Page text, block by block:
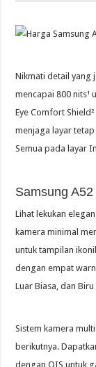
Nikmati detail yang
mencapai 800 nits¹
Eye Comfort
menjaga layar
Semua pada layar
Samsung
Lihat lekukan
kamera minimal
untuk tampilan
dengan empat
Luar Biasa, dan Biru
Sistem kamera
berikutnya.
dengan OIS untuk